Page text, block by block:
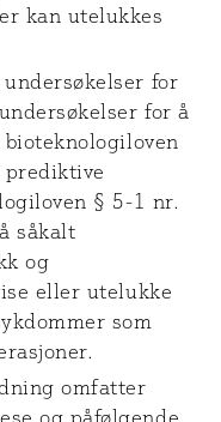
kan utelukkes
for
for å
prediktive
§ 5-1 nr.
såkalt
og
eller utelukke
som
omfatter